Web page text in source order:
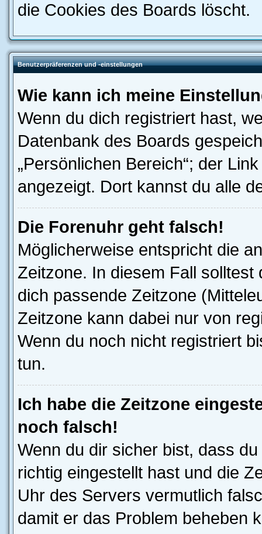
die Cookies des Boards löscht.
Benutzerpräferenzen und -einstellungen
Wie kann ich meine
Wenn du dich registriert hast,
Datenbank des Boards
„Persönlichen Bereich“; der
angezeigt. Dort kannst du alle
Die Forenuhr geht falsch!
Möglicherweise entspricht die
Zeitzone. In diesem Fall solltest
dich passende Zeitzone
Zeitzone kann dabei nur von
Wenn du noch nicht registriert
tun.
Ich habe die Zeitzone
noch falsch!
Wenn du dir sicher bist, dass
richtig eingestellt hast und die
Uhr des Servers vermutlich
damit er das Problem beheben